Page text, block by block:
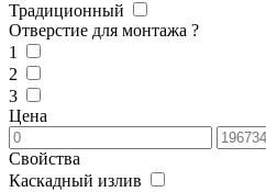
Традиционный
Отверстие для монтажа ?
1
2
3
Цена
Свойства
Каскадный излив